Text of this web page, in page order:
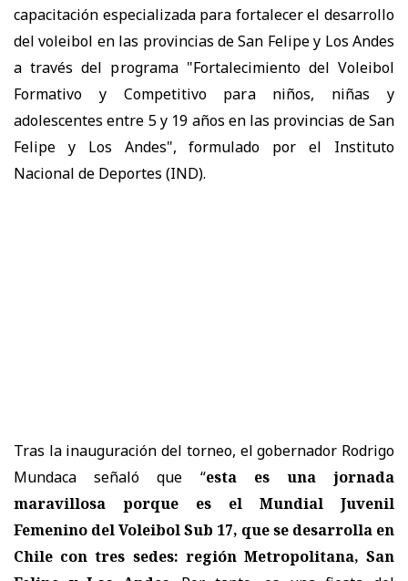
capacitación especializada para fortalecer el desarrollo
del voleibol en las provincias de San Felipe y Los Andes
a través del programa "Fortalecimiento del Voleibol
Formativo y Competitivo para niños, niñas y
adolescentes entre 5 y 19 años en las provincias de San
Felipe y Los Andes", formulado por el Instituto
Nacional de Deportes (IND).
Tras la inauguración del torneo, el gobernador Rodrigo
Mundaca señaló que “esta es una jornada
maravillosa porque es el Mundial Juvenil
Femenino del Voleibol Sub 17, que se desarrolla en
Chile con tres sedes: región Metropolitana, San